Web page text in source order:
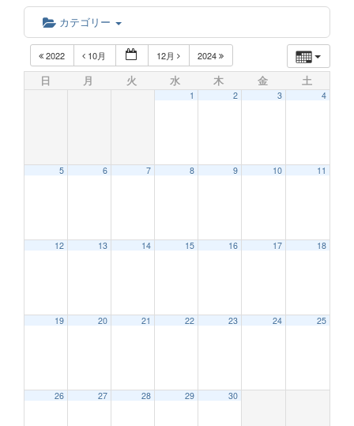
カテゴリー
2022 10月 12月 2024
日 月 火 水 木 金 土
1 2 3 4
5 6 7 8 9 10 11
12 13 14 15 16 17 18
19 20 21 22 23 24 25
26 27 28 29 30
2:00 AM